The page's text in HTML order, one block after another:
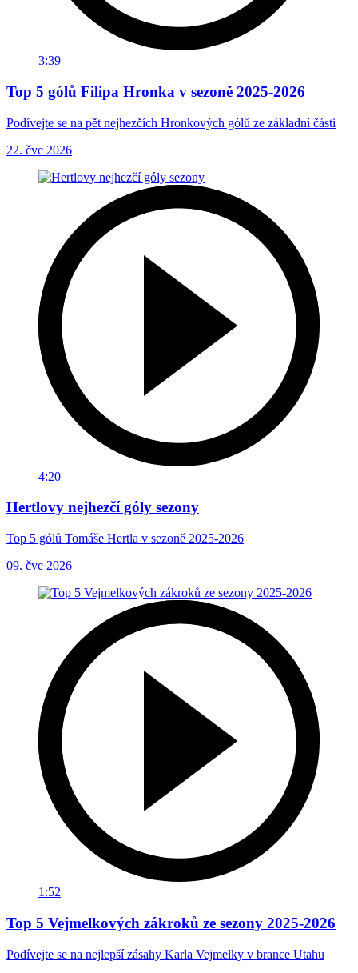
3:39
Top 5 gólů Filipa Hronka v sezoně 2025-2026
Podívejte se na pět nejhezčích Hronkových gólů ze základní části
22. čvc 2026
4:20
Hertlovy nejhezčí góly sezony
Top 5 gólů Tomáše Hertla v sezoně 2025-2026
09. čvc 2026
1:52
Top 5 Vejmelkových zákroků ze sezony 2025-2026
Podívejte se na nejlepší zásahy Karla Vejmelky v brance Utahu